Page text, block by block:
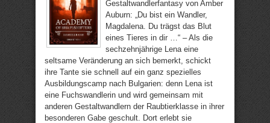
Gestaltwandlerfantasy von Amber
Auburn: „Du bist ein Wandler,
Magdalena. Du trägst das Blut
eines Tieres in dir …“ – Als die
sechzehnjährige Lena eine
seltsame Veränderung an sich bemerkt, schickt
ihre Tante sie schnell auf ein ganz spezielles
Ausbildungscamp nach Bulgarien: denn Lena ist
eine Fuchswandlerin und wird gemeinsam mit
anderen Gestaltwandlern der Raubtierklasse in ihrer
besonderen Gabe geschult. Dort erlebt sie